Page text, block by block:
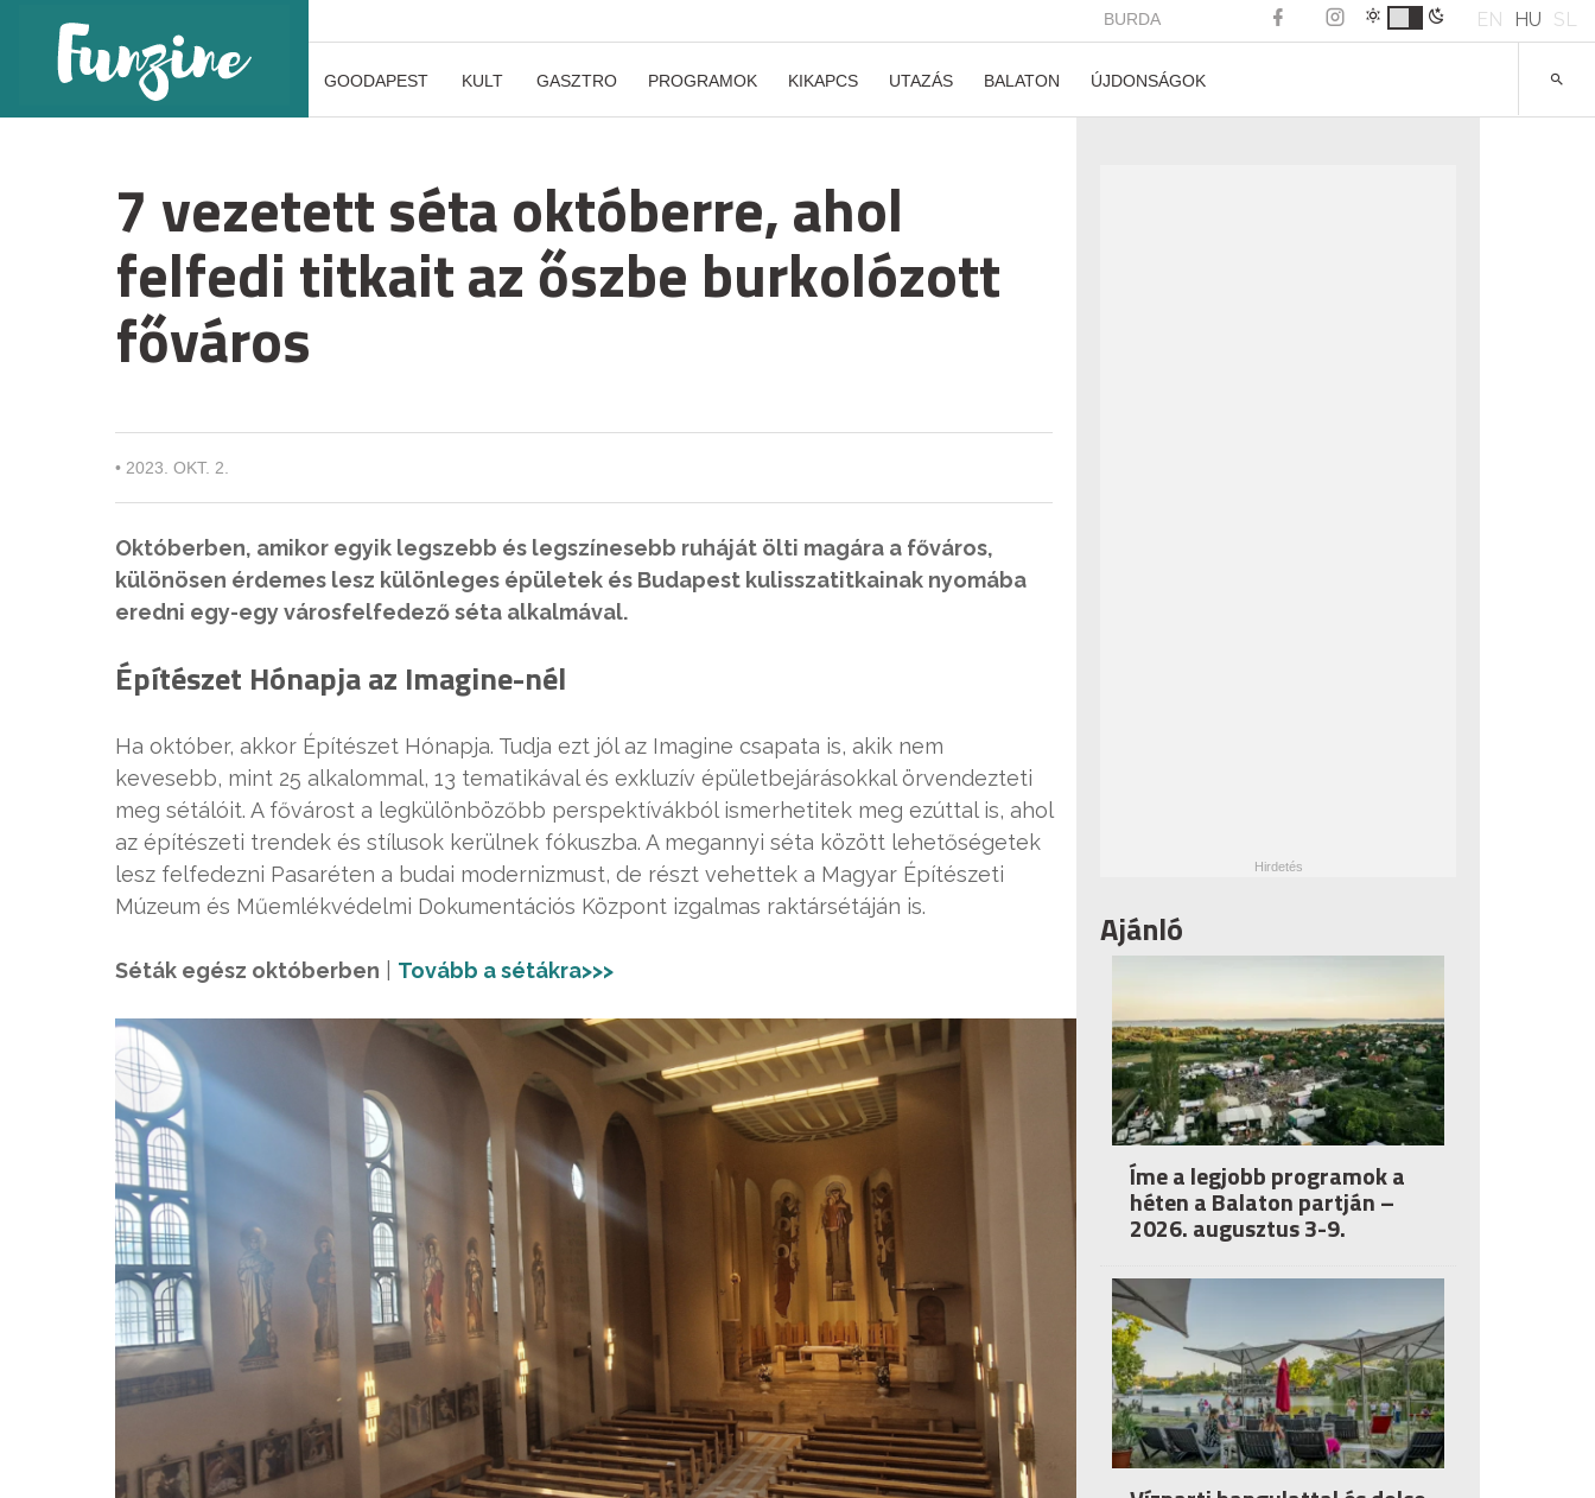
BURDA EN HU SL
GOODAPEST KULT GASZTRO PROGRAMOK KIKAPCS UTAZÁS BALATON ÚJDONSÁGOK
7 vezetett séta októberre, ahol
felfedi titkait az őszbe burkolózott
főváros
• 2023. OKT. 2.
Októberben, amikor egyik legszebb és legszínesebb ruháját ölti magára a főváros,
különösen érdemes lesz különleges épületek és Budapest kulisszatitkainak nyomába
eredni egy-egy városfelfedező séta alkalmával.
Építészet Hónapja az Imagine-nél
Ha október, akkor Építészet Hónapja. Tudja ezt jól az Imagine csapata is, akik nem
kevesebb, mint 25 alkalommal, 13 tematikával és exkluzív épületbejárásokkal örvendezteti
meg sétálóit. A fővárost a legkülönbözőbb perspektívákból ismerhetitek meg ezúttal is, ahol
az építészeti trendek és stílusok kerülnek fókuszba. A megannyi séta között lehetőségetek
lesz felfedezni Pasaréten a budai modernizmust, de részt vehettek a Magyar Építészeti
Múzeum és Műemlékvédelmi Dokumentációs Központ izgalmas raktársétáján is.
Séták egész októberben Tovább a sétákra>>>
Ajánló
Íme a legjobb programok a
héten a Balaton partján –
2026. augusztus 3-9.